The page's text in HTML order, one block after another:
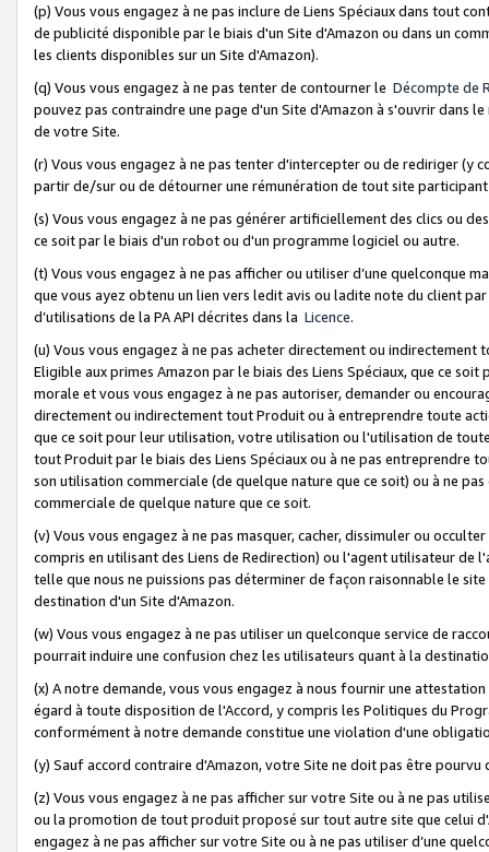
(p) Vous vous engagez à ne pas inclure de Liens Spéciaux dans tout
de publicité disponible par le biais d'un Site d'Amazon ou dans un
les clients disponibles sur un Site d'Amazon).
(q) Vous vous engagez à ne pas tenter de contourner le Décompte de
pouvez pas contraindre une page d'un Site d'Amazon à s'ouvrir dans
de votre Site.
(r) Vous vous engagez à ne pas tenter d'intercepter ou de rediriger
partir de/sur ou de détourner une rémunération de tout site
(s) Vous vous engagez à ne pas générer artificiellement des clics ou
ce soit par le biais d'un robot ou d'un programme logiciel ou autre.
(t) Vous vous engagez à ne pas afficher ou utiliser d’une quelconque
que vous ayez obtenu un lien vers ledit avis ou ladite note du client
d’utilisations de la PA API décrites dans la Licence.
(u) Vous vous engagez à ne pas acheter directement ou
Eligible aux primes Amazon par le biais des Liens Spéciaux, que ce
morale et vous vous engagez à ne pas autoriser, demander ou
directement ou indirectement tout Produit ou à entreprendre toute
que ce soit pour leur utilisation, votre utilisation ou l'utilisation de
tout Produit par le biais des Liens Spéciaux ou à ne pas entreprendre
son utilisation commerciale (de quelque nature que ce soit) ou à ne
commerciale de quelque nature que ce soit.
(v) Vous vous engagez à ne pas masquer, cacher, dissimuler ou
compris en utilisant des Liens de Redirection) ou l'agent utilisateur
telle que nous ne puissions pas déterminer de façon raisonnable le
destination d'un Site d'Amazon.
(w) Vous vous engagez à ne pas utiliser un quelconque service de
pourrait induire une confusion chez les utilisateurs quant à la
(x) A notre demande, vous vous engagez à nous fournir une
égard à toute disposition de l'Accord, y compris les Politiques du
conformément à notre demande constitue une violation d'une
(y) Sauf accord contraire d'Amazon, votre Site ne doit pas être
(z) Vous vous engagez à ne pas afficher sur votre Site ou à ne pas
ou la promotion de tout produit proposé sur tout autre site que celui
engagez à ne pas afficher sur votre Site ou à ne pas utiliser d’une